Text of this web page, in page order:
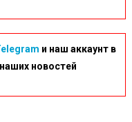
и наш аккаунт в
новостей